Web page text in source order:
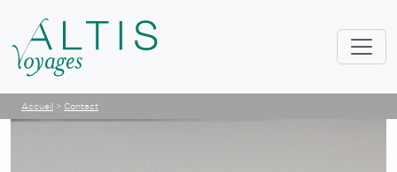
Accueil > Contact